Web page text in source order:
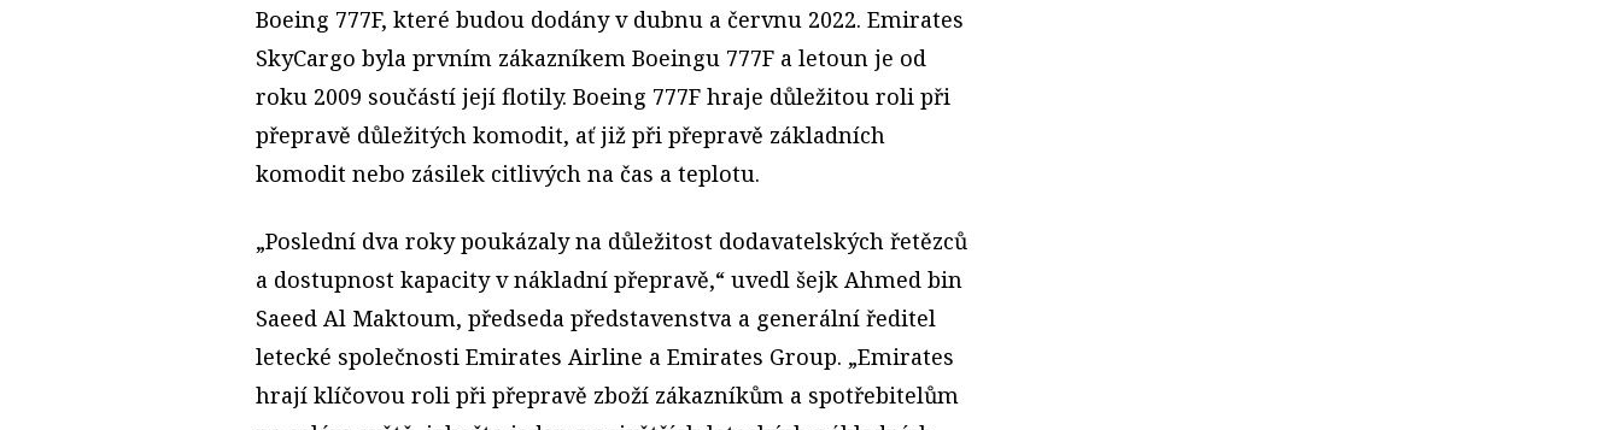
Boeing 777F, které budou dodány v dubnu a červnu 2022. Emirates
SkyCargo byla prvním zákazníkem Boeingu 777F a letoun je od
roku 2009 součástí její flotily. Boeing 777F hraje důležitou roli při
přepravě důležitých komodit, ať již při přepravě základních
komodit nebo zásilek citlivých na čas a teplotu.
„Poslední dva roky poukázaly na důležitost dodavatelských řetězců
a dostupnost kapacity v nákladní přepravě,“ uvedl šejk Ahmed bin
Saeed Al Maktoum, předseda představenstva a generální ředitel
letecké společnosti Emirates Airline a Emirates Group. „Emirates
hrají klíčovou roli při přepravě zboží zákazníkům a spotřebitelům